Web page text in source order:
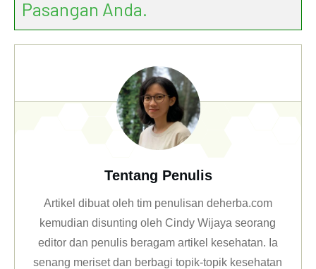
Pasangan Anda.
Tentang Penulis
Artikel dibuat oleh tim penulisan deherba.com
kemudian disunting oleh Cindy Wijaya seorang
editor dan penulis beragam artikel kesehatan. Ia
senang meriset dan berbagi topik-topik kesehatan